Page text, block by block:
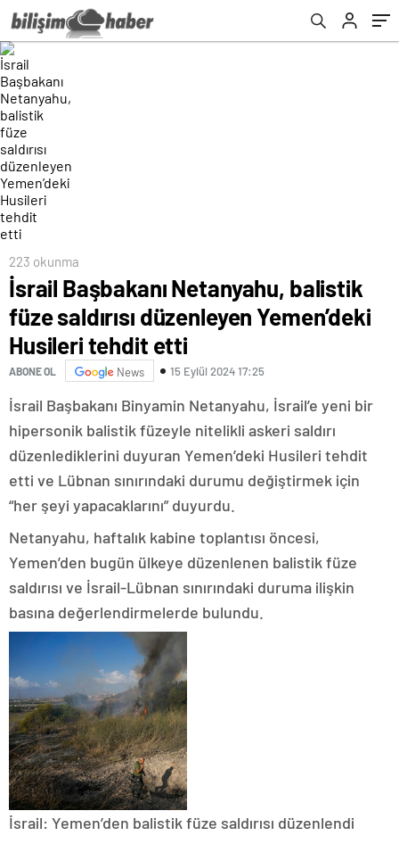
tehdit etti
223 okunma
İsrail Başbakanı Netanyahu, balistik
füze saldırısı düzenleyen Yemen’deki
Husileri tehdit etti
ABONE OL News 15 Eylül 2024 17:25
İsrail Başbakanı Binyamin Netanyahu, İsrail’e yeni bir
hipersonik balistik füzeyle nitelikli askeri saldırı
düzenlediklerini duyuran Yemen’deki Husileri tehdit
etti ve Lübnan sınırındaki durumu değiştirmek için
“her şeyi yapacaklarını” duyurdu.
Netanyahu, haftalık kabine toplantısı öncesi,
Yemen’den bugün ülkeye düzenlenen balistik füze
saldırısı ve İsrail-Lübnan sınırındaki duruma ilişkin
basına değerlendirmelerde bulundu.
İsrail: Yemen’den balistik füze saldırısı düzenlendi